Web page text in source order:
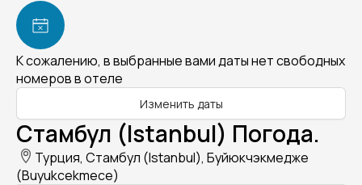
К сожалению, в выбранные вами даты нет свободных
номеров в отеле
Изменить даты
Стамбул (Istanbul) Погода.
Турция, Стамбул (Istanbul), Буйюкчэкмедже
(Buyukcekmece)